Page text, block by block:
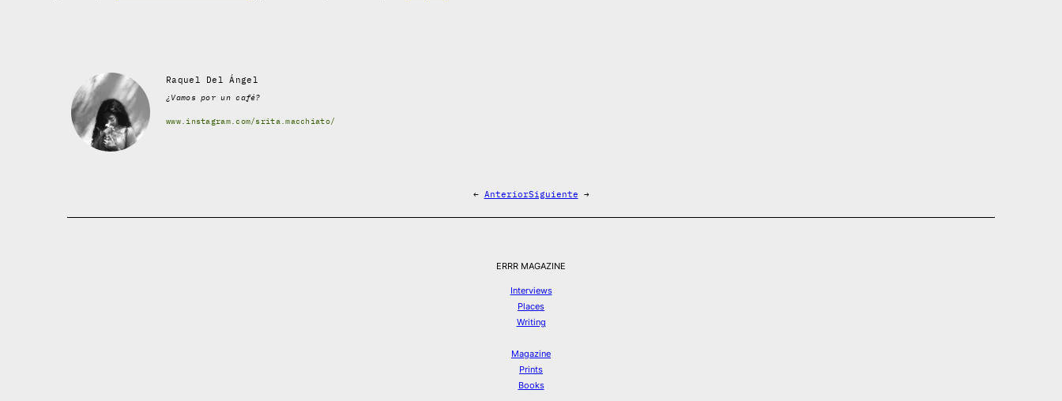
Raquel Del Ángel
¿Vamos por un café?
www.instagram.com/srita.macchiato/
← AnteriorSiguiente →
ERRR MAGAZINE
Interviews
Places
Writing
Magazine
Prints
Books